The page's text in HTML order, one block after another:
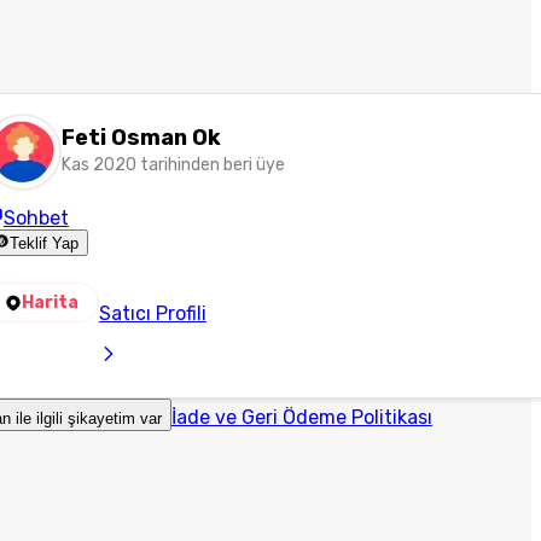
Feti Osman Ok
Kas 2020 tarihinden beri üye
Sohbet
Teklif Yap
Harita Satıcı Profili
ile ilgili şikayetim var İade ve Geri Ödeme Politikası